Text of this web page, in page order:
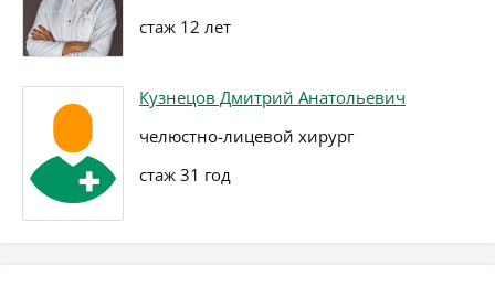
стаж 12 лет
Кузнецов Дмитрий Анатольевич
челюстно-лицевой хирург
стаж 31 год